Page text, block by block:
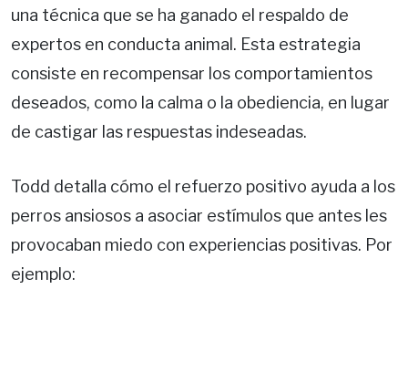
una técnica que se ha ganado el respaldo de
expertos en conducta animal. Esta estrategia
consiste en recompensar los comportamientos
deseados, como la calma o la obediencia, en lugar
de castigar las respuestas indeseadas.
Todd detalla cómo el refuerzo positivo ayuda a los
perros ansiosos a asociar estímulos que antes les
provocaban miedo con experiencias positivas. Por
ejemplo: